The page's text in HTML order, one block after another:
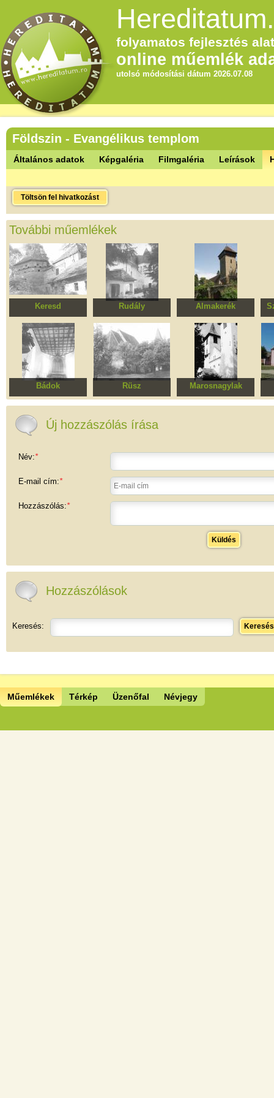
folyamatos fejlesztés
online műemlék
utolsó módosítási dátum 2026.07.08
Földszin - Evangélikus templom
Általános adatok Képgaléria Filmgaléria Leírások
Töltsön fel hivatkozást
További műemlékek
Keresd
Bethlen kastély
Rudály
Evangélikus
templomegyüttes
Almakerék
Evangélikus
templomegyüttes
Bádok
Református templom
Rüsz
Erődített evangélikus
Marosnagylak
Református templom
Új hozzászólás írása
Név:*
E-mail cím:*
Hozzászólás:*
Küldés
Hozzászólások
Keresés: Keresés
Műemlékek Térkép Üzenőfal Névjegy